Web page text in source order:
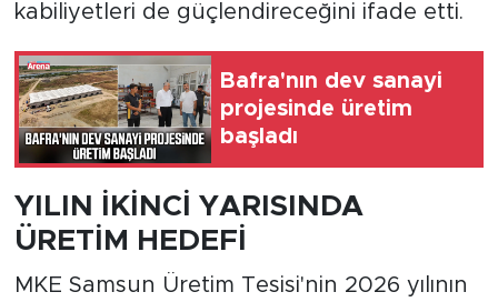
kabiliyetleri de güçlendireceğini ifade etti.
Bafra'nın dev sanayi
projesinde üretim
başladı
YILIN İKİNCİ YARISINDA
ÜRETİM HEDEFİ
MKE Samsun Üretim Tesisi'nin 2026 yılının